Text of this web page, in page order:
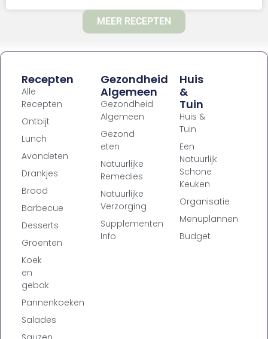
MEER RECEPTEN
Recepten
Alle
Recepten
Ontbijt
Lunch
Avondeten
Drankjes
Brood
Barbecue
Desserts
Groenten
Koek
en
gebak
Pannenkoeken
Salades
Gezondheid
Algemeen
Gezondheid
Algemeen
Gezond
eten
Natuurlijke
Remedies
Natuurlijke
Verzorging
Supplementen
Info
Huis
&
Tuin
Huis &
Tuin
Een
Natuurlijk
Schone
Keuken
Organisatie
Menuplannen
Budget